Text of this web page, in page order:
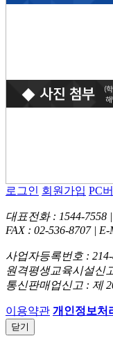
로그인 회원가입 PC
대표전화 : 1544-7558
FAX : 02-536-8707 |
사업자등록번호 :
원격평생교육시설신
통신판매업신고 : 제
이용약관 개인정보처
닫기